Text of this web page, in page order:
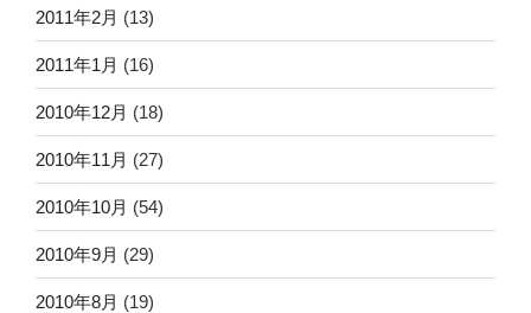
2011年2月 (13)
2011年1月 (16)
2010年12月 (18)
2010年11月 (27)
2010年10月 (54)
2010年9月 (29)
2010年8月 (19)